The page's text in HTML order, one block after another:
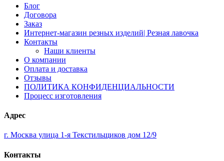
Блог
Договора
Заказ
Интернет-магазин резных изделий| Резная лавочка
Контакты
Наши клиенты
О компании
Оплата и доставка
Отзывы
ПОЛИТИКА КОНФИДЕНЦИАЛЬНОСТИ
Процесс изготовления
Адрес
г. Москва улица 1-я Текстильщиков дом 12/9
Контакты